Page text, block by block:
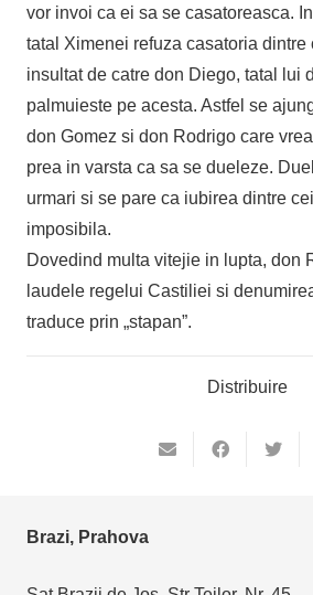
vor invoi ca ei sa se casatoreasca.
tatal Ximenei refuza casatoria dintre
insultat de catre don Diego, tatal lui
palmuieste pe acesta. Astfel se
don Gomez si don Rodrigo care
prea in varsta ca sa se dueleze.
urmari si se pare ca iubirea dintre
imposibila.
Dovedind multa vitejie in lupta, don
laudele regelui Castiliei si
traduce prin „stapan”.
Distribuire
Brazi, Prahova